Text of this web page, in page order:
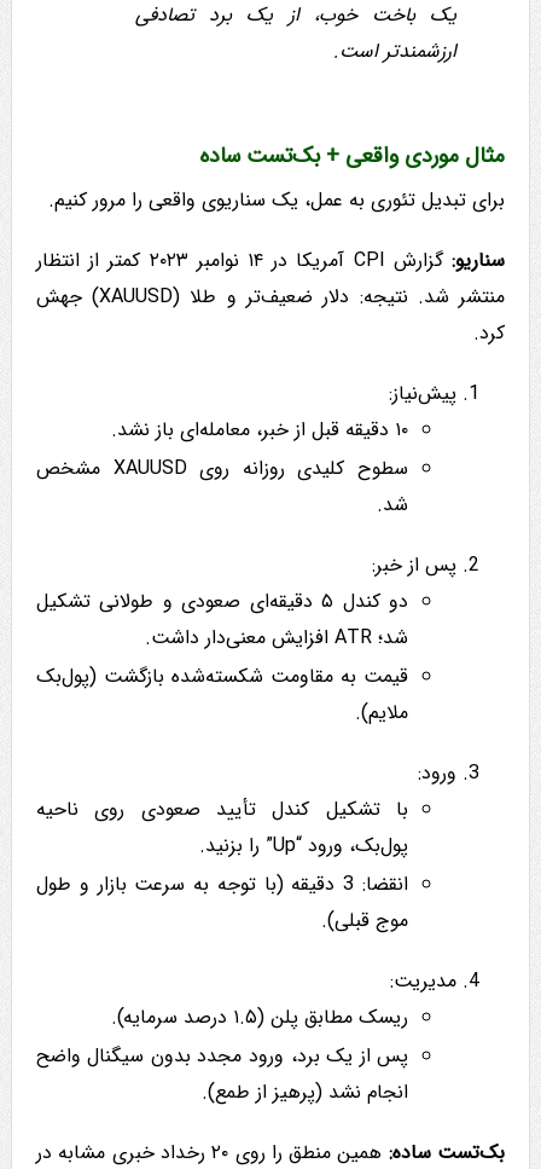
یک باخت خوب، از یک برد تصادفی
ارزشمندتر است.
مثال موردی واقعی + بک‌تست ساده
برای تبدیل تئوری به عمل، یک سناریوی واقعی را مرور کنیم.
سناریو:
گزارش CPI آمریکا در ۱۴ نوامبر ۲۰۲۳ کمتر از انتظار
منتشر شد. نتیجه: دلار ضعیف‌تر و طلا (XAUUSD) جهش
کرد.
پیش‌نیاز:
۱۰ دقیقه قبل از خبر، معامله‌ای باز نشد.
سطوح کلیدی روزانه روی XAUUSD مشخص
شد.
پس از خبر:
دو کندل ۵ دقیقه‌ای صعودی و طولانی تشکیل
شد؛ ATR افزایش معنی‌دار داشت.
قیمت به مقاومت شکسته‌شده بازگشت (پول‌بک
ملایم).
ورود:
با تشکیل کندل تأیید صعودی روی ناحیه
پول‌بک، ورود “Up” را بزنید.
انقضا: 3 دقیقه (با توجه به سرعت بازار و طول
موج قبلی).
مدیریت:
ریسک مطابق پلن (۱.۵ درصد سرمایه).
پس از یک برد، ورود مجدد بدون سیگنال واضح
انجام نشد (پرهیز از طمع).
بک‌تست ساده:
همین منطق را روی ۲۰ رخداد خبری مشابه در